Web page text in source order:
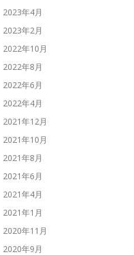
2023年4月
2023年2月
2022年10月
2022年8月
2022年6月
2022年4月
2021年12月
2021年10月
2021年8月
2021年6月
2021年4月
2021年1月
2020年11月
2020年9月